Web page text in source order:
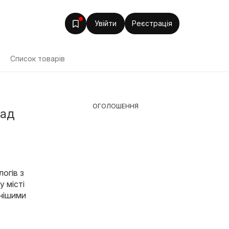
Увійти Реєстрація
Список товарів
з
місті
ОГОЛОШЕННЯ